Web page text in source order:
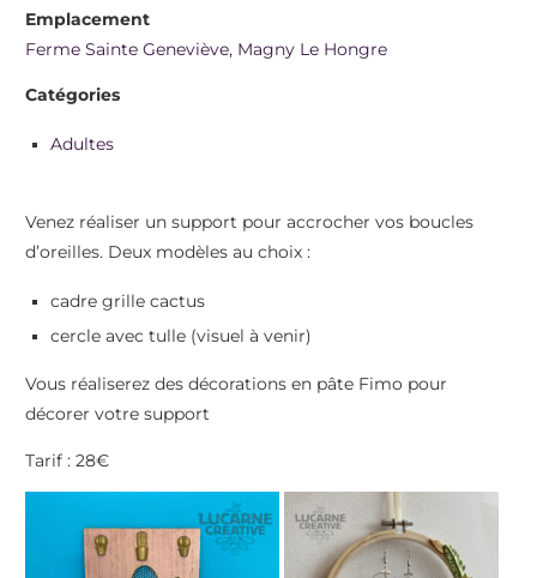
Emplacement
Ferme Sainte Geneviève, Magny Le Hongre
Catégories
Adultes
Venez réaliser un support pour accrocher vos boucles
d’oreilles. Deux modèles au choix :
cadre grille cactus
cercle avec tulle (visuel à venir)
Vous réaliserez des décorations en pâte Fimo pour
décorer votre support
Tarif : 28€